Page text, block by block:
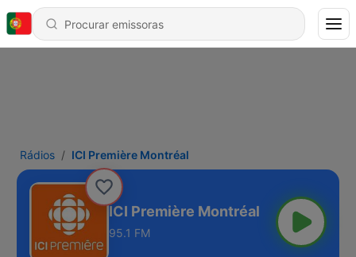
Rádios ICI Première Montréal
ICI Première Montréal
95.1 FM